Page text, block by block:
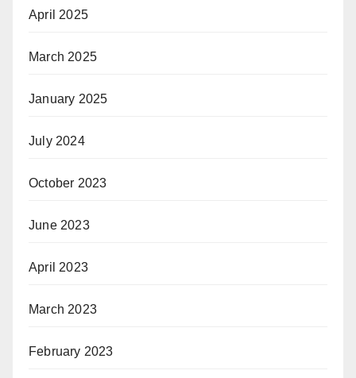
April 2025
March 2025
January 2025
July 2024
October 2023
June 2023
April 2023
March 2023
February 2023